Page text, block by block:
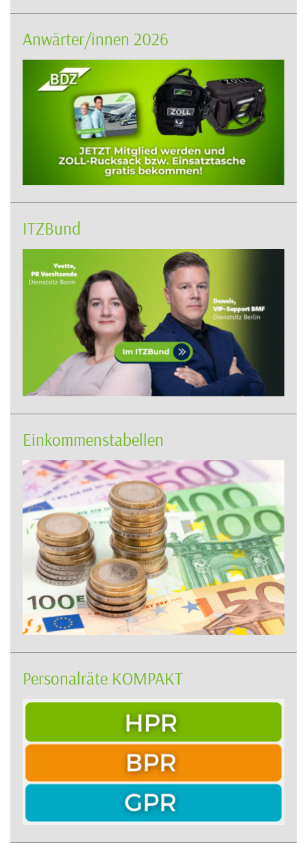
Anwärter/innen 2026
ITZBund
Einkommenstabellen
Personalräte KOMPAKT